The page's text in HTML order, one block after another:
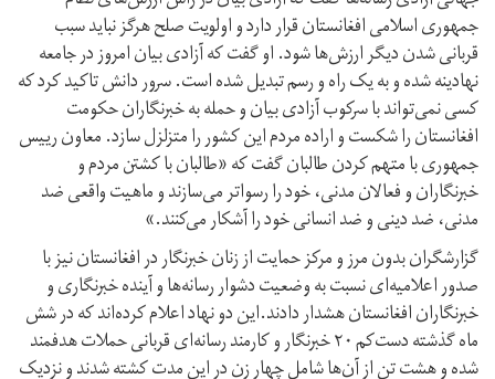
جمهوری اسلامی افغانستان قرار دارد و اولویت صلح هرگز نباید سبب
قربانی شدن دیگر ارزش‌ها شود. او گفت که آزادی بیان امروز در جامعه
نهادینه شده و به یک راه و رسم تبدیل شده است. سرور دانش تاکید کرد که
کسی نمی‌تواند با سرکوب آزادی بیان و حمله به خبرنگاران حکومت
افغانستان را شکست و اراده مردم این کشور را متزلزل سازد. معاون رییس
جمهوری با متهم کردن طالبان گفت که «طالبان با کشتن مردم و
خبرنگاران و فعالان مدنی، خود را رسواتر می‌سازند و ماهیت واقعی ضد
مدنی، ضد دینی و ضد انسانی خود را آشکار می‌کنند.»
گزارشگران بدون مرز و مرکز حمایت از زنان خبرنگار در افغانستان نیز با
صدور اعلامیه‌ای نسبت به وضعیت دشوار رسانه‌ها و آینده خبرنگاری و
خبرنگاران افغانستان هشدار دادند.این دو نهاد اعلام کرده‌اند که در شش
ماه گذشته دست‌کم ۲۰ خبرنگار و کارمند رسانه‌ای قربانی حملات هدفمند